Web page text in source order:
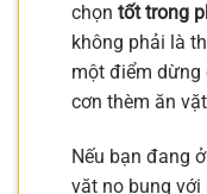
chọn tốt trong
không phải là
một điểm dừng
cơn thèm ăn
Nếu bạn đang
vặt no bụng